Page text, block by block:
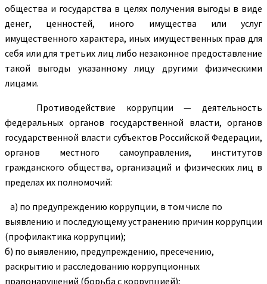
общества и государства в целях получения выгоды в виде
денег, ценностей, иного имущества или услуг
имущественного характера, иных имущественных прав для
себя или для третьих лиц либо незаконное предоставление
такой выгоды указанному лицу другими физическими
лицами.
Противодействие коррупции — деятельность
федеральных органов государственной власти, органов
государственной власти субъектов Российской Федерации,
органов местного самоуправления, институтов
гражданского общества, организаций и физических лиц в
пределах их полномочий:
а) по предупреждению коррупции, в том числе по
выявлению и последующему устранению причин коррупции
(профилактика коррупции);
б) по выявлению, предупреждению, пресечению,
раскрытию и расследованию коррупционных
правонарушений (борьба с коррупцией);